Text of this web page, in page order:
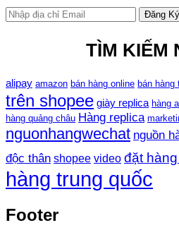
TÌM KIẾM
alipay amazon bán hàng online bán hàng
trên shopee giày replica hàng
hàng quảng châu Hàng replica
nguonhangwechat nguồn
độc thân shopee video đặt
hàng trung quốc
Footer